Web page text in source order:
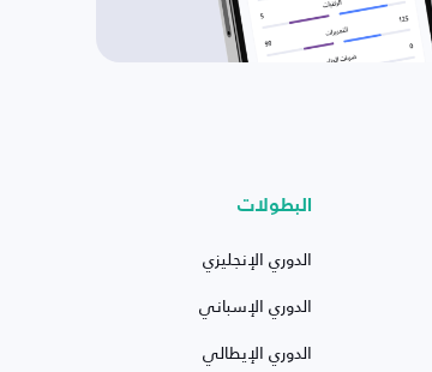
البطولات
الدوري الإنجليزي
الدوري الإسباني
الدوري الإيطالي